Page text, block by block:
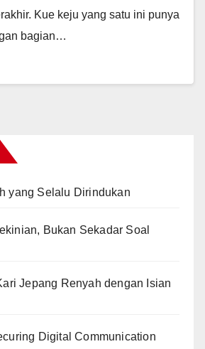
Kue keju yang satu ini punya
bagian…
yang Selalu Dirindukan
Bukan Sekadar Soal
Jepang Renyah dengan Isian
Digital Communication